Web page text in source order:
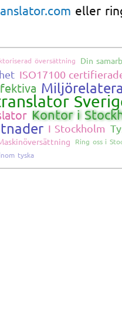
eller
översättning Din
ISO17100
Kontor i
I Stockholm
Ring oss i
tyska